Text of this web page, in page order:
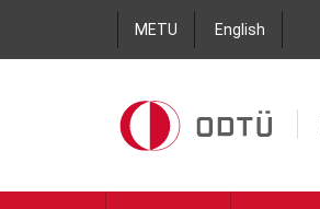
METU English